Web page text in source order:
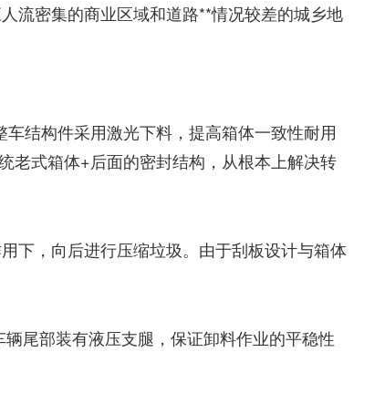
流密集的商业区域和道路**情况较差的城乡地
结构件采用激光下料，提高箱体一致性耐用
老式箱体+后面的密封结构，从根本上解决转
下，向后进行压缩垃圾。由于刮板设计与箱体
尾部装有液压支腿，保证卸料作业的平稳性